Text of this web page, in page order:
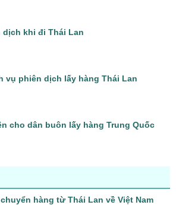
dịch khi đi Thái Lan
vụ phiên dịch lấy hàng Thái Lan
cho dân buôn lấy hàng Trung Quốc
hàng từ Thái Lan về Việt Nam